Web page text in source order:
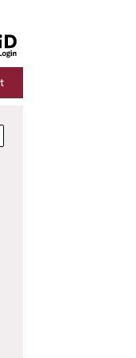
oben springen